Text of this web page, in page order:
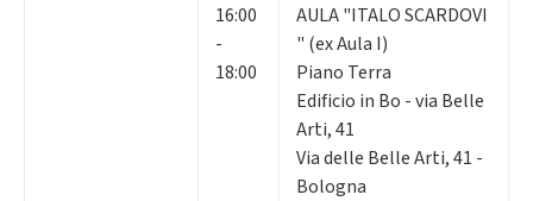
16:00
-
18:00
AULA "ITALO SCARDOVI
" (ex Aula I)
Piano Terra
Edificio in Bo - via Belle
Arti, 41
Via delle Belle Arti, 41 -
Bologna